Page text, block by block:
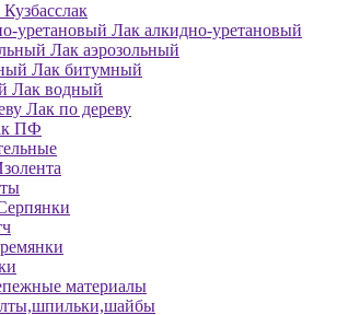
Кузбасслак
Лак алкидно-уретановый
Лак аэрозольный
Лак битумный
Лак водный
Лак по дереву
ПФ
материалы